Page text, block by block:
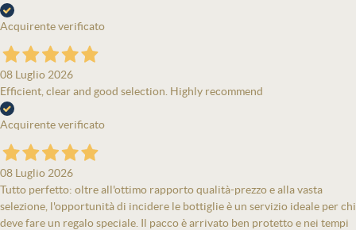
Acquirente verificato
08 Luglio 2026
Efficient, clear and good selection. Highly recommend
Acquirente verificato
08 Luglio 2026
Tutto perfetto: oltre all'ottimo rapporto qualità-prezzo e alla vasta
selezione, l'opportunità di incidere le bottiglie è un servizio ideale per chi
deve fare un regalo speciale. Il pacco è arrivato ben protetto e nei tempi